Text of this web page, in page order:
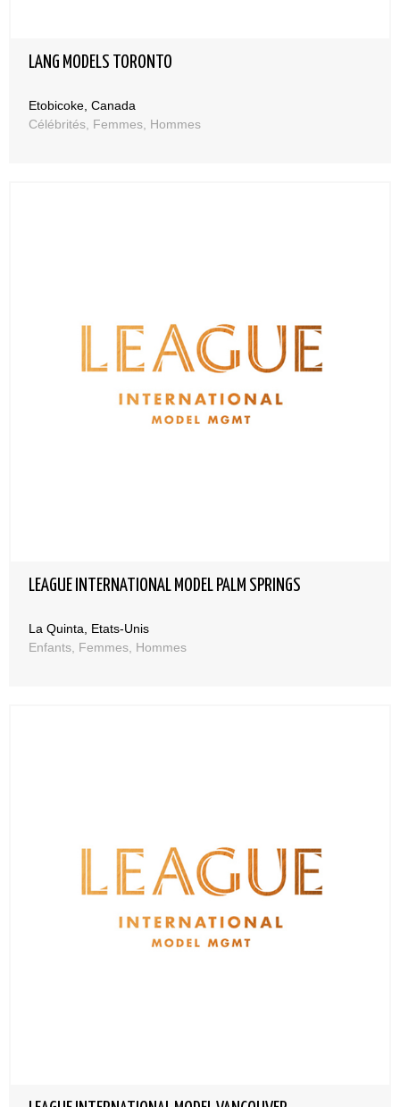
LANG MODELS TORONTO
Etobicoke, Canada
Célébrités, Femmes, Hommes
LEAGUE INTERNATIONAL MODEL PALM SPRINGS
La Quinta, Etats-Unis
Enfants, Femmes, Hommes